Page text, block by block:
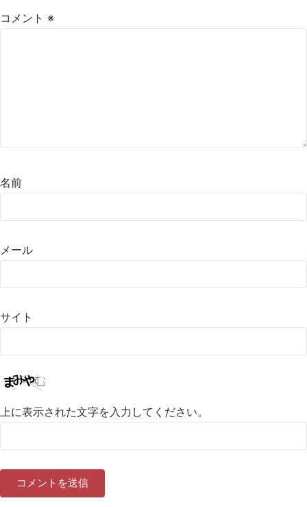
コメント ※
名前
メール
サイト
上に表示された文字を入力してください。